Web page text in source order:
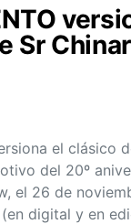
Sr
el clásico
del 20º
el 26 de
digital y en